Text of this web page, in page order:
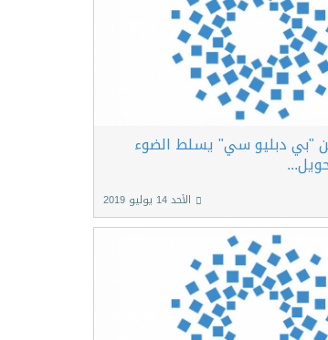
"بي دبليو سي" يسلط الضوء
الأحد 14 يوليو 2019